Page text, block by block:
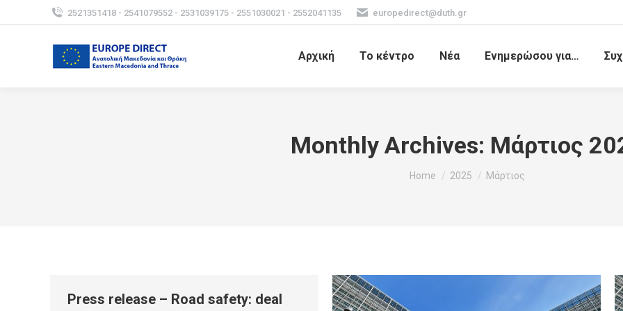
2521351418 - 2541079552 - 2531039175 - 2551030021 - 2552041135 europedirect@duth.gr
Αρχική Το κέντρο Νέα Ενημερώσου για…
Monthly Archives: Μάρτιος
You are here:
Home 2025 Μάρτιος
Press release – Road safety: deal